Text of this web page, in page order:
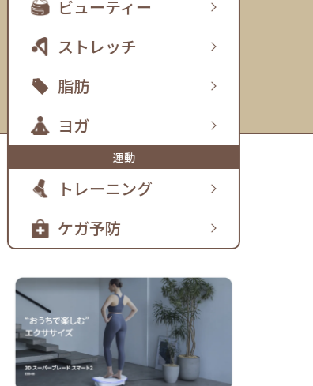
ビューティー
ストレッチ
脂肪
ヨガ
運動
トレーニング
ケガ予防